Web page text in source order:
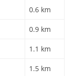
0.6 km
0.9 km
1.1 km
1.5 km